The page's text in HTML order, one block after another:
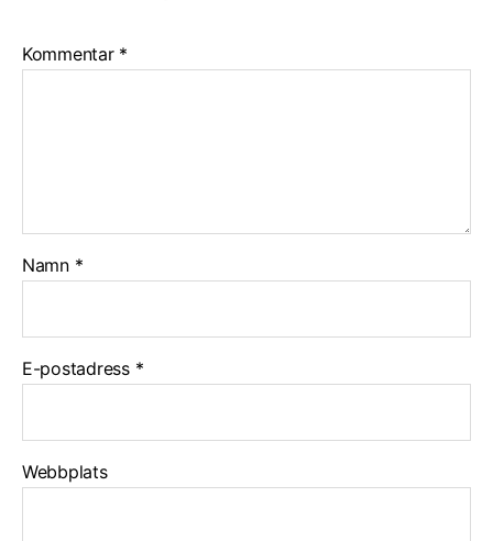
Kommentar *
Namn *
E-postadress *
Webbplats